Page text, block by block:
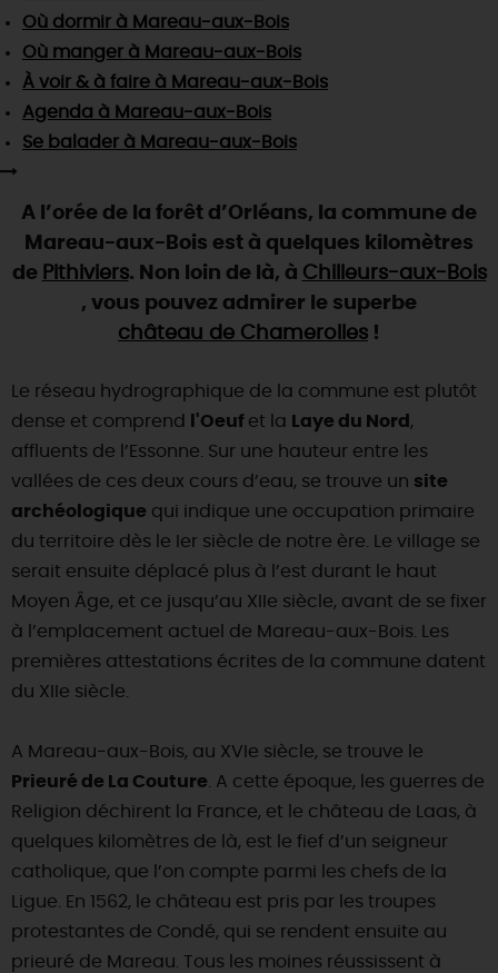
TOUTES LES ACTIVITÉS
Visitesgourmandes et créatives
Vins etvignobles
Chic, une aire de pique-nique
Par ici les guinguettes
Que rapporter du Loiret ?
TOUT L'ART DE VIVRE
Des vacances auprès des animaux 🐎
(re)Découvrir les coulisses de la Faïencerie de
Gien !
Expérimenter les parcours Baludik
Rendez-vous de la nature en 2026
Des sorties en famille dans le Loiret !
Programme des animations "Loiret au fil de l'eau"
2026
AUJOURD'HUI
DEMAIN
CE WEEK-END
TOUT L'AGENDA
SE REPÉRER, SE DÉPLACER
INFOS &SERVICES
RÉSERVERMAINTENANT
Où dormir à Mareau-aux-Bois
Où manger à Mareau-aux-Bois
À voir & à faire à Mareau-aux-Bois
Agenda à Mareau-aux-Bois
Se balader à Mareau-aux-Bois
A l’orée de la forêt d’Orléans, la commune de
Mareau-aux-Bois est à quelques kilomètres
de Pithiviers. Non loin de là, à Chilleurs-aux-Bois
, vous pouvez admirer le superbe
château de Chamerolles !
Le réseau hydrographique de la commune est plutôt
dense et comprend
l'Oeuf et la Laye du Nord ,
affluents de l’Essonne. Sur une hauteur entre les
vallées de ces deux cours d’eau, se trouve un site
archéologique qui indique une occupation primaire
du territoire dès le Ier siècle de notre ère. Le village se
serait ensuite déplacé plus à l’est durant le haut
Moyen Âge, et ce jusqu’au XIIe siècle, avant de se fixer
à l’emplacement actuel de Mareau-aux-Bois. Les
premières attestations écrites de la commune datent
du XIIe siècle.
A Mareau-aux-Bois, au XVIe siècle, se trouve le
Prieuré de La Couture . A cette époque, les guerres de
Religion déchirent la France, et le château de Laas, à
quelques kilomètres de là, est le fief d’un seigneur
catholique, que l’on compte parmi les chefs de la
Ligue. En 1562, le château est pris par les troupes
protestantes de Condé, qui se rendent ensuite au
prieuré de Mareau. Tous les moines réussissent à